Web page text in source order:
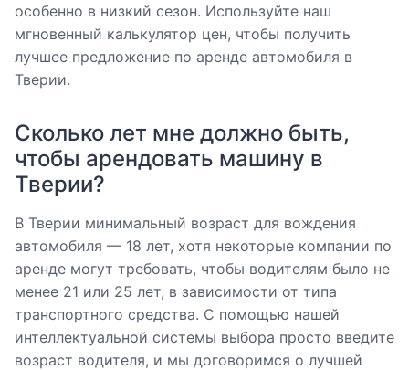
особенно в низкий сезон. Используйте наш
мгновенный калькулятор цен, чтобы получить
лучшее предложение по аренде автомобиля в
Тверии.
Сколько лет мне должно быть,
чтобы арендовать машину в
Тверии?
В Тверии минимальный возраст для вождения
автомобиля — 18 лет, хотя некоторые компании по
аренде могут требовать, чтобы водителям было не
менее 21 или 25 лет, в зависимости от типа
транспортного средства. С помощью нашей
интеллектуальной системы выбора просто введите
возраст водителя, и мы договоримся о лучшей